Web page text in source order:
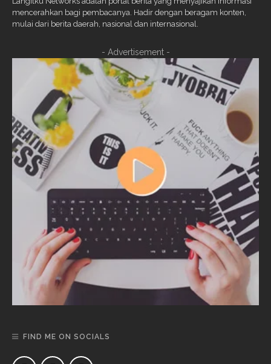
mencerahkan bagi pembacanya. Hadir dengan beragam konten,
mulai dari berita daerah, nasional dan internasional.
- Advertisement -
FIND ME ON SOCIALS